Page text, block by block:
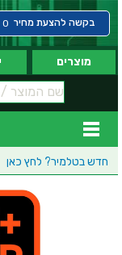
בקשה להצעת מחיר 0
מוצרים
חדש בטלמיר? לחץ כאן